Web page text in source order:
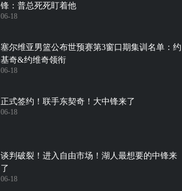
锋：普总死死盯着他
06-18
塞尔维亚男篮公布世预赛第3窗口期集训名单：约
基奇&约维奇领衔
06-18
正式签约！联手东契奇！大中锋来了
06-18
谈判破裂！进入自由市场！湖人最想要的中锋来
了
06-18